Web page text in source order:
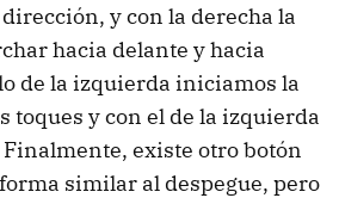
y con la derecha la
hacia delante y hacia
de la izquierda iniciamos la
toques y con el de la izquierda
existe otro botón
similar al despegue, pero